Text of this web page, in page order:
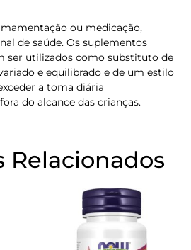
ou medicação,
de saúde. Os suplementos
ser utilizados como substituto de
e equilibrado e de um estilo
a toma diária
do alcance das crianças.
Relacionados